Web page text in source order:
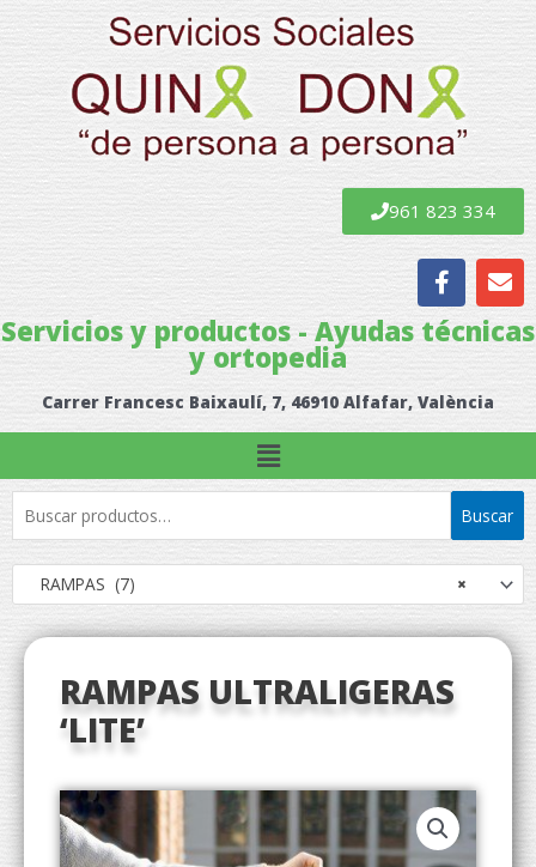
al
contenido
961 823 334
F
a
c
e
o
o
k
E
n
v
e
e
Servicios y productos - Ayudas técnicas
y ortopedia
Carrer Francesc Baixaulí, 7, 46910 Alfafar, València
Menú
por:
Buscar
×
RAMPAS (7)
RAMPAS ULTRALIGERAS
‘LITE’